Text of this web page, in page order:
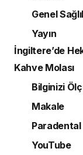
Genel
Yayın
İngiltere’de
Kahve Molası
Bilginizi
Makale
Paradental
YouTube